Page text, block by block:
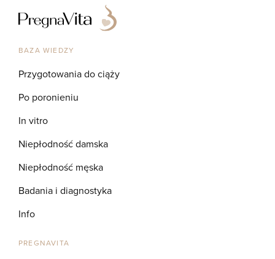
BAZA WIEDZY
Przygotowania do ciąży
Po poronieniu
In vitro
Niepłodność damska
Niepłodność męska
Badania i diagnostyka
Info
PREGNAVITA